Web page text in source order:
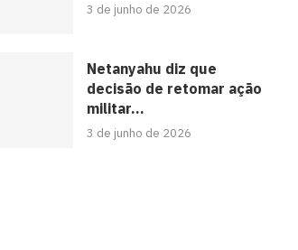
3 de junho de 2026
Netanyahu diz que
decisão de retomar ação
militar...
3 de junho de 2026